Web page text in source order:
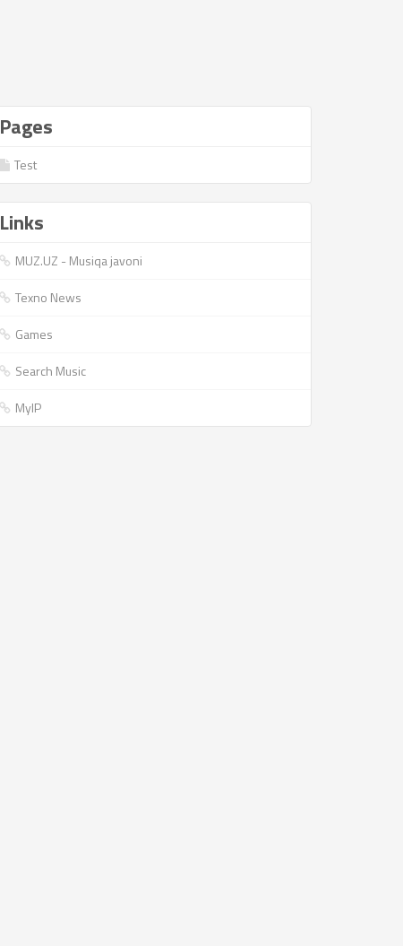
Pages
Test
Links
MUZ.UZ - Musiqa javoni
Texno News
Games
Search Music
MyIP